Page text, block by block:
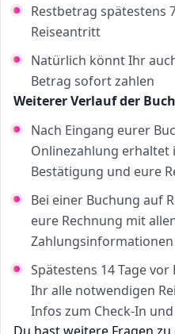
Restbetrag spätestens
Reiseantritt
Natürlich könnt Ihr
Betrag sofort zahlen
Weiterer Verlauf der
Nach Eingang eurer
Onlinezahlung
Bestätigung und eure
Bei einer Buchung auf
eure Rechnung mit
Spätestens 14 Tage
Ihr alle notwendigen
Infos zum Check-In
Du hast weitere Fragen